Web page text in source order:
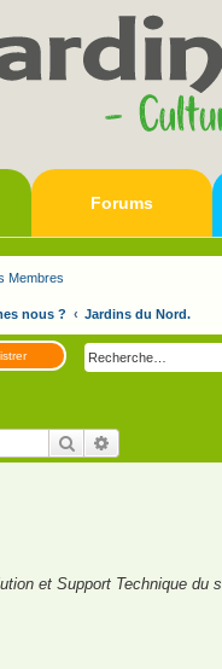
Forums
Membres
nous ? Jardins du Nord.
Rechercher
et Support Technique du